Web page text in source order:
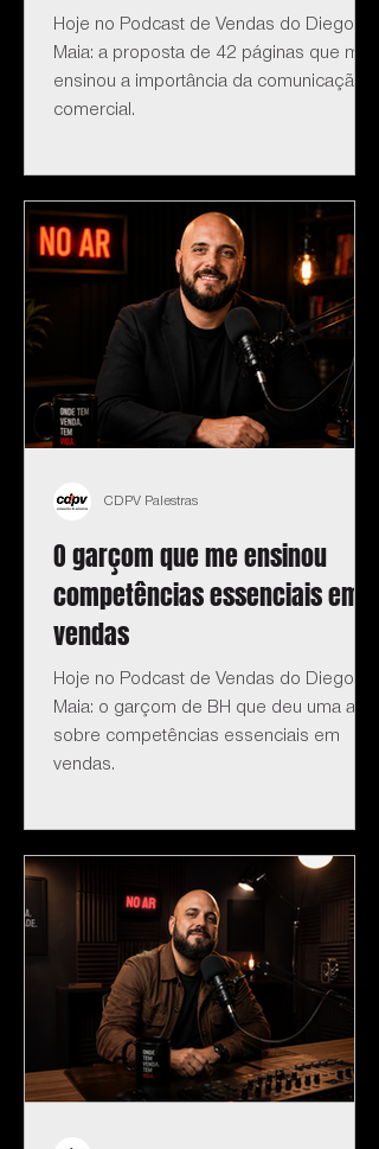
Hoje no Podcast de Vendas do Diego
Maia: a proposta de 42 páginas que me
ensinou a importância da comunicação
comercial.
O garçom que me ensinou
competências essenciais em
vendas
Hoje no Podcast de Vendas do Diego
Maia: o garçom de BH que deu uma aula
sobre competências essenciais em
vendas.
CDPV Palestras